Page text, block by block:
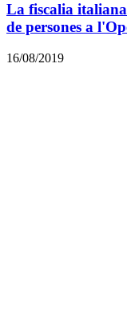
La fiscalia
de persones a
16/08/2019